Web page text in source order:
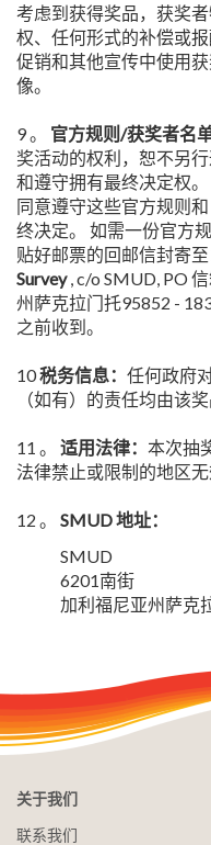
考虑到获得奖品，获奖
权、任何形式的补偿或
促销和其他宣传中使用
像。
9 。 官方规则/获奖者名单
奖活动的权利，恕不另
和遵守拥有最终决定权
同意遵守这些官方规则
终决定。 如需一份官方
贴好邮票的回邮信封寄至
Survey, c/o SMUD, PO
州萨克拉门托95852 -
之前收到。
10税务信息： 任何政府
（如有）的责任均由该
11 。 适用法律： 本次抽
法律禁止或限制的地区无
12 。
SMUD 地址：
SMUD
6201南街
加利福尼亚州萨克
关于我们
联系我们